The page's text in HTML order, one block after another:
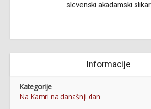
slovenski akadamski slikar
Informacije
Kategorije
Na Kamri na današnji dan